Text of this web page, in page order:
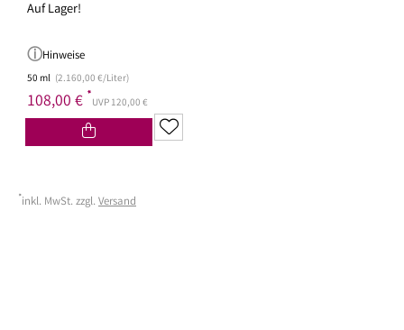
Auf Lager!
Hinweise
50 ml (2.160,00 €/Liter)
108,00 € *UVP 120,00 €
*inkl. MwSt. zzgl. Versand